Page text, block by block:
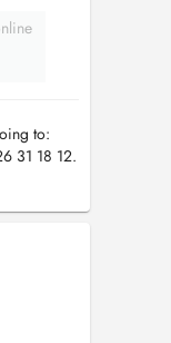
to:
31 18 12.
street